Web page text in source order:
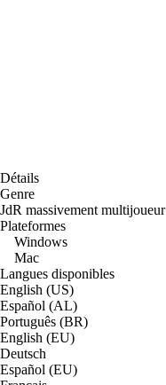
Détails
Genre
JdR massivement multijoueur
Plateformes
Windows
Mac
Langues disponibles
English (US)
Español (AL)
Português (BR)
English (EU)
Deutsch
Español (EU)